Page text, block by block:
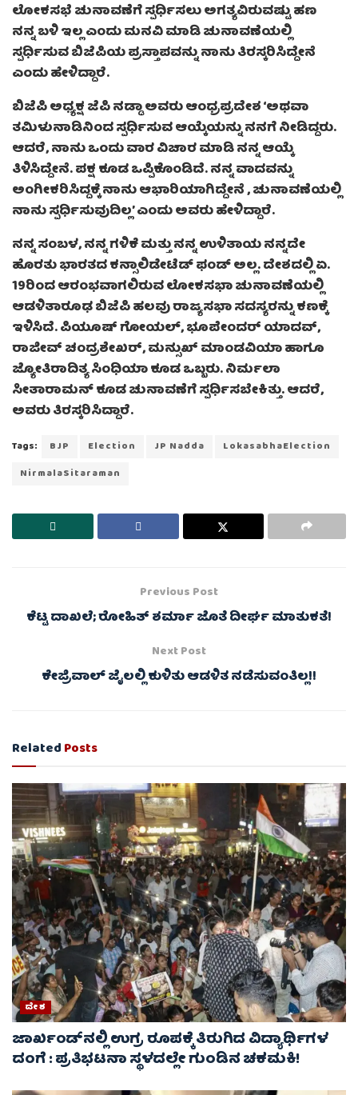
ಲೋಕಸಭೆ ಚುನಾವಣೆಗೆ ಸ್ಪರ್ಧಿಸಲು ಅಗತ್ಯವಿರುವಷ್ಟು ಹಣ
ನನ್ನ ಬಳಿ ಇಲ್ಲ ಎಂದು ಮನವಿ ಮಾಡಿ ಚುನಾವಣೆಯಲ್ಲಿ
ಸ್ಪರ್ಧಿಸುವ ಬಿಜೆಪಿಯ ಪ್ರಸ್ತಾಪವನ್ನು ನಾನು ತಿರಸ್ಕರಿಸಿದ್ದೇನೆ
ಎಂದು ಹೇಳಿದ್ದಾರೆ.
ಬಿಜೆಪಿ ಅಧ್ಯಕ್ಷ ಜೆಪಿ ನಡ್ಡಾ ಅವರು ಆಂಧ್ರಪ್ರದೇಶ ‘ಅಥವಾ
ತಮಿಳುನಾಡಿನಿಂದ ಸ್ಪರ್ಧಿಸುವ ಆಯ್ಕೆಯನ್ನು ನನಗೆ ನೀಡಿದ್ದರು.
ಆದರೆ, ನಾನು ಒಂದು ವಾರ ವಿಚಾರ ಮಾಡಿ ನನ್ನ ಆಯ್ಕೆ
ತಿಳಿಸಿದ್ದೇನೆ. ಪಕ್ಷ ಕೂಡ ಒಪ್ಪಿಕೊಂಡಿದೆ. ನನ್ನ ವಾದವನ್ನು
ಅಂಗೀಕರಿಸಿದ್ದಕ್ಕೆ ನಾನು ಆಭಾರಿಯಾಗಿದ್ದೇನೆ , ಚುನಾವಣೆಯಲ್ಲಿ
ನಾನು ಸ್ಪರ್ಧಿಸುವುದಿಲ್ಲ’ ಎಂದು ಅವರು ಹೇಳಿದ್ದಾರೆ.
ನನ್ನ ಸಂಬಳ, ನನ್ನ ಗಳಿಕೆ ಮತ್ತು ನನ್ನ ಉಳಿತಾಯ ನನ್ನದೇ
ಹೊರತು ಭಾರತದ ಕನ್ಸಾಲಿಡೇಟೆಡ್ ಫಂಡ್ ಅಲ್ಲ. ದೇಶದಲ್ಲಿ ಏ.
19ರಿಂದ ಆರಂಭವಾಗಲಿರುವ ಲೋಕಸಭಾ ಚುನಾವಣೆಯಲ್ಲಿ
ಆಡಳಿತಾರೂಢ ಬಿಜೆಪಿ ಹಲವು ರಾಜ್ಯಸಭಾ ಸದಸ್ಯರನ್ನು ಕಣಕ್ಕೆ
ಇಳಿಸಿದೆ. ಪಿಯೂಷ್ ಗೋಯಲ್, ಭೂಪೇಂದರ್ ಯಾದವ್,
ರಾಜೀವ್ ಚಂದ್ರಶೇಖರ್, ಮನ್ಸುಖ್ ಮಾಂಡವಿಯಾ ಹಾಗೂ
ಜ್ಯೋತಿರಾದಿತ್ಯ ಸಿಂಧಿಯಾ ಕೂಡ ಒಬ್ಬರು. ನಿರ್ಮಲಾ
ಸೀತಾರಾಮನ್ ಕೂಡ ಚುನಾವಣೆಗೆ ಸ್ಪರ್ಧಿಸಬೇಕಿತ್ತು. ಆದರೆ,
ಅವರು ತಿರಸ್ಕರಿಸಿದ್ದಾರೆ.
Tags: BJP Election JP Nadda
LokasabhaElection
NirmalaSitaraman
Previous Post
ಕೆಟ್ಟ ದಾಖಲೆ; ರೋಹಿತ್ ಶರ್ಮಾ ಜೊತೆ ದೀರ್ಘ ಮಾತುಕತೆ!
Next Post
ಕೇಜ್ರಿವಾಲ್ ಜೈಲಲ್ಲಿ ಕುಳಿತು ಆಡಳಿತ ನಡೆಸುವಂತಿಲ್ಲ!!
RelatedPosts
ದೇಶ
ಜಾರ್ಖಂಡ್‌ನಲ್ಲಿ ಉಗ್ರ ರೂಪಕ್ಕೆ ತಿರುಗಿದ ವಿದ್ಯಾರ್ಥಿಗಳ
ದಂಗೆ : ಪ್ರತಿಭಟನಾ ಸ್ಥಳದಲ್ಲೇ ಗುಂಡಿನ ಚಕಮಕಿ!